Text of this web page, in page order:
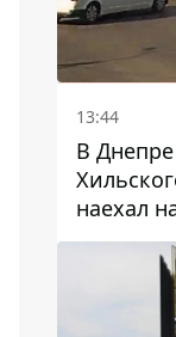
13:44
В Днепре
наехал
момент